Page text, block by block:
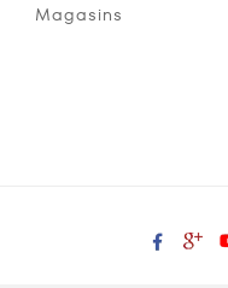
Magasins